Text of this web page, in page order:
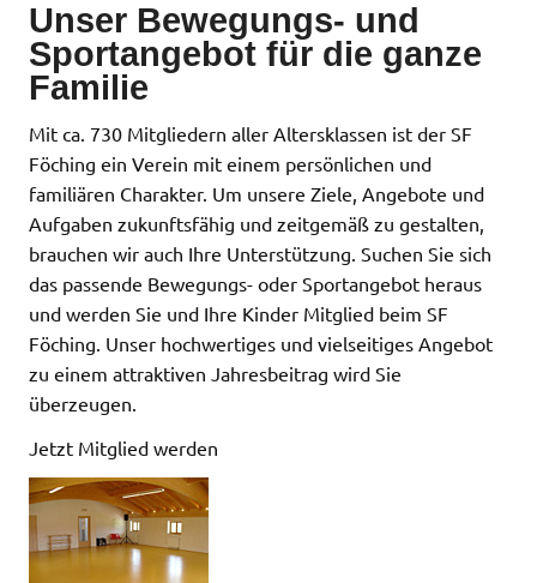
Unser Bewegungs- und
Sportangebot für die ganze
Familie
Mit ca. 730 Mitgliedern aller Altersklassen ist der SF
Föching ein Verein mit einem persönlichen und
familiären Charakter. Um unsere Ziele, Angebote und
Aufgaben zukunftsfähig und zeitgemäß zu gestalten,
brauchen wir auch Ihre Unterstützung. Suchen Sie sich
das passende Bewegungs- oder Sportangebot heraus
und werden Sie und Ihre Kinder Mitglied beim SF
Föching. Unser hochwertiges und vielseitiges Angebot
zu einem attraktiven Jahresbeitrag wird Sie
überzeugen.
Jetzt Mitglied werden